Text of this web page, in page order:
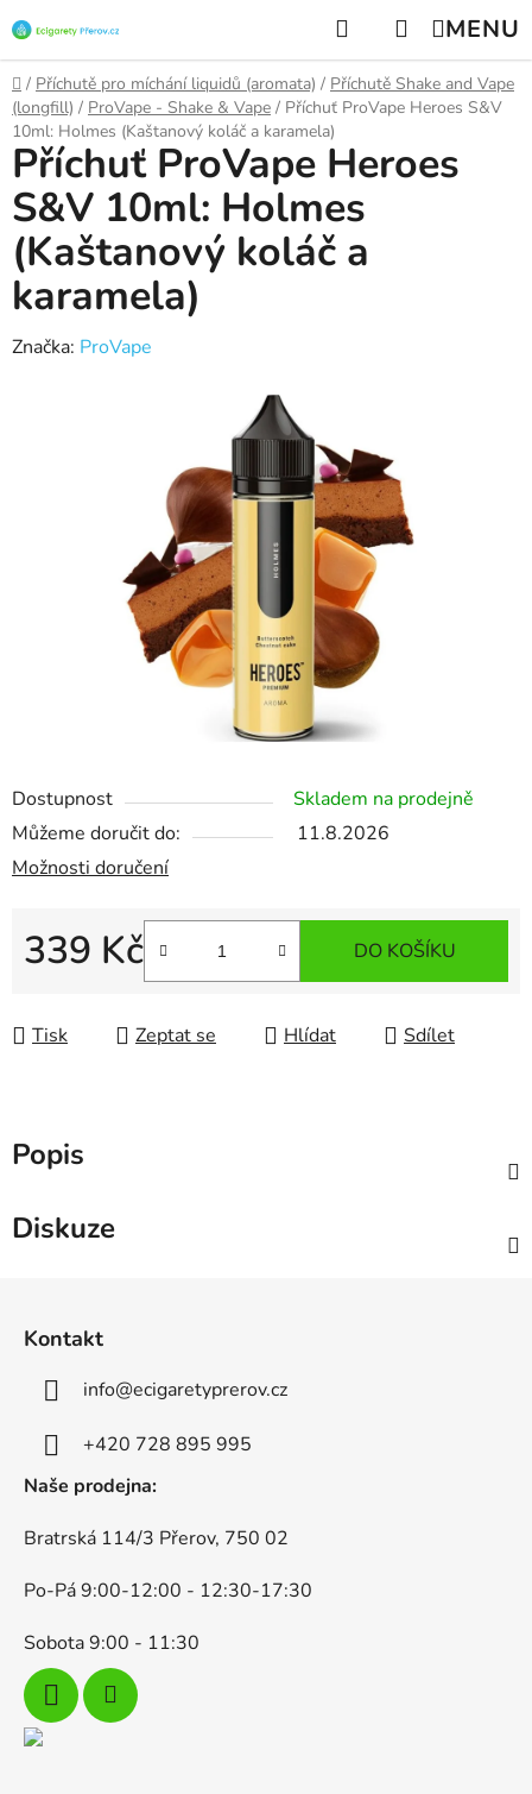
na
obsah
Hledat NÁKUPNÍ
KOŠÍK
Domů
/ Příchutě pro míchání liquidů (aromata) / Příchutě Shake and Vape
(longfill) / ProVape - Shake & Vape / Příchuť ProVape Heroes S&V
10ml: Holmes (Kaštanový koláč a karamela)
Dostupnost
Skladem na prodejně
Můžeme doručit do:
11.8.2026
Možnosti doručení
339 Kč DO KOŠÍKU
Tisk Zeptat se Hlídat Sdílet
Příchuť ProVape Heroes
S&V 10ml: Holmes
(Kaštanový koláč a
karamela)
Značka: ProVape
Popis
Diskuze
Kontakt
info@ecigaretyprerov.cz
+420 728 895 995
Naše prodejna:
Bratrská 114/3 Přerov, 750 02
Po-Pá 9:00-12:00 - 12:30-17:30
Sobota 9:00 - 11:30